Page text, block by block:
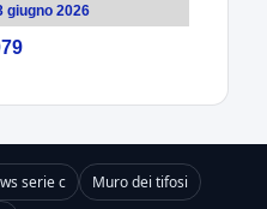
giugno 2026
serie c Muro dei tifosi